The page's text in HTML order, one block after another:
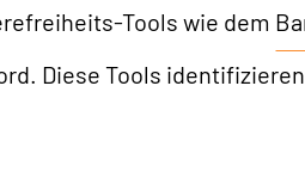
Tools wie dem
Diese Tools